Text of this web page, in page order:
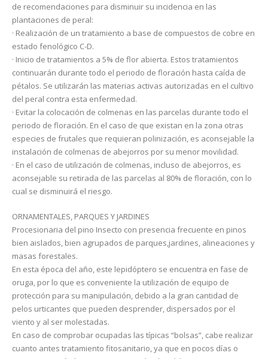
de recomendaciones para disminuir su incidencia en las
plantaciones de peral:
· Realización de un tratamiento a base de compuestos de cobre en
estado fenológico C-D.
· Inicio de tratamientos a 5% de flor abierta. Estos tratamientos
continuarán durante todo el periodo de floración hasta caída de
pétalos. Se utilizarán las materias activas autorizadas en el cultivo
del peral contra esta enfermedad.
· Evitar la colocación de colmenas en las parcelas durante todo el
periodo de floración. En el caso de que existan en la zona otras
especies de frutales que requieran polinización, es aconsejable la
instalación de colmenas de abejorros por su menor movilidad.
· En el caso de utilización de colmenas, incluso de abejorros, es
aconsejable su retirada de las parcelas al 80% de floración, con lo
cual se disminuirá el riesgo.
ORNAMENTALES, PARQUES Y JARDINES
Procesionaria del pino Insecto con presencia frecuente en pinos
bien aislados, bien agrupados de parques,jardines, alineaciones y
masas forestales.
En esta época del año, este lepidóptero se encuentra en fase de
oruga, por lo que es conveniente la utilización de equipo de
protección para su manipulación, debido a la gran cantidad de
pelos urticantes que pueden desprender, dispersados por el
viento y al ser molestadas.
En caso de comprobar ocupadas las típicas “bolsas”, cabe realizar
cuanto antes tratamiento fitosanitario, ya que en pocos días o